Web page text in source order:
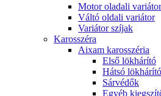
Motor oladali variátor
Váltó oldali variátor
Variátor szíjak
Karosszéra
Aixam karosszéria
Első lökhárító
Hátsó lökhárító
Sárvédők
Egyéb